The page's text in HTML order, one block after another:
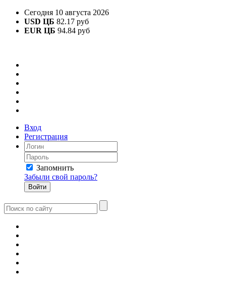
Сегодня 10 августа 2026
USD ЦБ 82.17 руб
EUR ЦБ 94.84 руб
Вход
Регистрация
Запомнить
Забыли свой пароль?